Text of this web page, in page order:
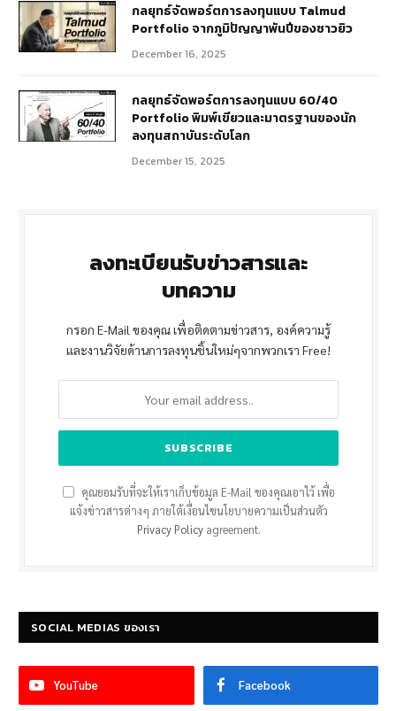
กลยุทธ์จัดพอร์ตการลงทุนแบบ Talmud
Portfolio จากภูมิปัญญาพันปีของชาวยิว
December 16, 2025
กลยุทธ์จัดพอร์ตการลงทุนแบบ 60/40
Portfolio พิมพ์เขียวและมาตรฐานของนัก
ลงทุนสถาบันระดับโลก
December 15, 2025
ลงทะเบียนรับข่าวสารและ
บทความ
กรอก E-Mail ของคุณ เพื่อติดตามข่าวสาร, องค์ความรู้
และงานวิจัยด้านการลงทุนชิ้นใหม่ๆจากพวกเรา Free!
คุณยอมรับที่จะให้เราเก็บข้อมูล E-Mail ของคุณเอาไว้ เพื่อ
แจ้งข่าวสารต่างๆ ภายใต้เงื่อนไขนโยบายความเป็นส่วนตัว
Privacy Policyagreement.
SOCIAL MEDIAS ของเรา
YouTube Facebook